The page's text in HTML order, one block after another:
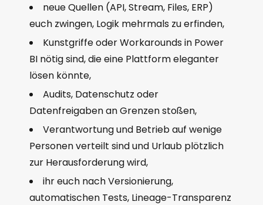
neue Quellen (API, Stream, Files, ERP)
euch zwingen, Logik mehrmals zu erfinden,
Kunstgriffe oder Workarounds in Power
BI nötig sind, die eine Plattform eleganter
lösen könnte,
Audits, Datenschutz oder
Datenfreigaben an Grenzen stoßen,
Verantwortung und Betrieb auf wenige
Personen verteilt sind und Urlaub plötzlich
zur Herausforderung wird,
ihr euch nach Versionierung,
automatischen Tests, Lineage-Transparenz